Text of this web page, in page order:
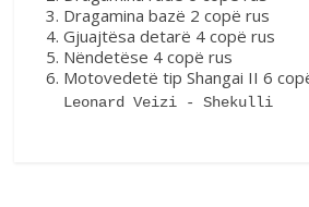
Dragamina bazë 2 copë rus
Gjuajtësa detarë 4 copë rus
Nëndetëse 4 copë rus
Motovedetë tip Shangai II 6
Leonard Veizi - Shekulli